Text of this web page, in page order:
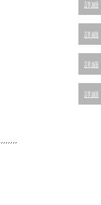
詳細
詳細
詳細
詳細